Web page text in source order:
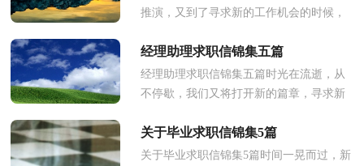
推演，又到了寻求新的工作机会的时候，
好重视简历喔！以下是小编整理的...
经理助理求职信锦集五篇
经理助理求职信锦集五篇时光在流逝，从
不停歇，我们又将打开新的篇章，寻求新
了哦。你知道写求职信需要注意哪...
关于毕业求职信锦集5篇
关于毕业求职信锦集5篇时间一晃而过，新